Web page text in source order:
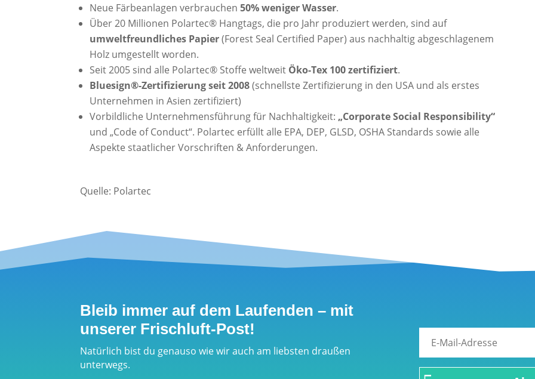
Neue Färbeanlagen verbrauchen50% weniger Wasser.
Über 20 Millionen Polartec® Hangtags, die pro Jahr produziert werden, sind auf
umweltfreundliches Papier(Forest Seal Certified Paper) aus nachhaltig abgeschlagenem
Holz umgestellt worden.
Seit 2005 sind alle Polartec® Stoffe weltweit Öko-Tex 100 zertifiziert.
Bluesign®-Zertifizierung seit 2008(schnellste Zertifizierung in den USA und als erstes
Unternehmen in Asien zertifiziert)
Vorbildliche Unternehmensführung für Nachhaltigkeit: „Corporate Social Responsibility“
und „Code of Conduct“. Polartec erfüllt alle EPA, DEP, GLSD, OSHA Standards sowie alle
Aspekte staatlicher Vorschriften & Anforderungen.
Quelle: Polartec
Bleib immer auf dem Laufenden – mit
unserer Frischluft-Post!
Natürlich bist du genauso wie wir auch am liebsten draußen
unterwegs.